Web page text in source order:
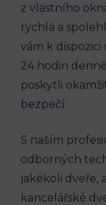
⁤z vlastního
⁢rychlá a
vám k dispozici​
‌24 hodin
poskytli
bezpečí.
S naším
odborných
jakékoli dveře,
kancelářské